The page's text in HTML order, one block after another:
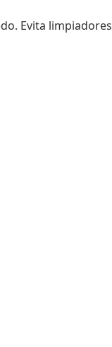
Evita limpiadores